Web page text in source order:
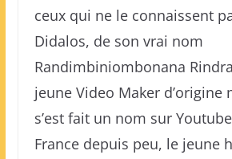
ceux qui ne le connaissent
Didalos, de son vrai nom
Randimbiniombonana
jeune Video Maker d’origine
s’est fait un nom sur
France depuis peu, le jeune